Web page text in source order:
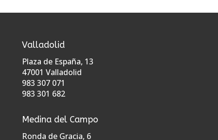
Valladolid
Plaza de España, 13
47001 Valladolid
983 307 071
983 301 682
Medina del Campo
Ronda de Gracia, 6